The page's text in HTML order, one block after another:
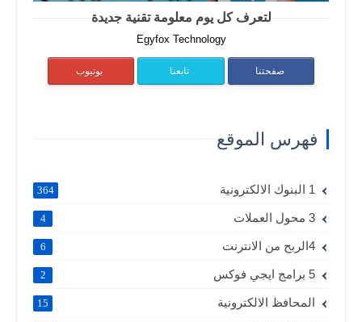
لتعرف كل يوم معلومة تقنية جديدة
Egyfox Technology
صفحتنا تابعنا يوتيوب
فهرس الموقع
1 البنوك الالكترونية 364
3 محول العملات 4
4الربح من الانترنت 6
5 برامج ايجي فوكس 2
المحافظ الالكترونية 15